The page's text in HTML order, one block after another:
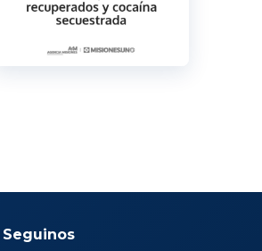
Seguinos